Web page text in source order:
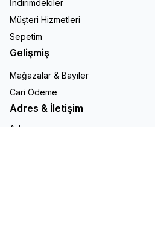
İndirimdekiler
Müşteri Hizmetleri
Sepetim
Gelişmiş
Mağazalar & Bayiler
Cari Ödeme
Adres & İletişim
Adres